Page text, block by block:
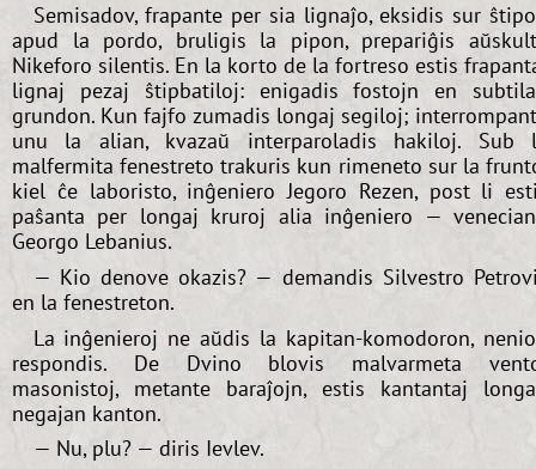
Semisadov, frapante per sia lignaĵo, eksidis sur
apud la pordo, bruligis la pipon, prepariĝis
Nikeforo silentis. En la korto de la fortreso estis
lignaj pezaj ŝtipbatiloj: enigadis fostojn en
grundon. Kun fajfo zumadis longaj segiloj;
unu la alian, kvazaŭ interparoladis hakiloj. Sub
malfermita fenestreto trakuris kun rimeneto sur la
kiel ĉe laboristo, inĝeniero Jegoro Rezen, post li
paŝanta per longaj kruroj alia inĝeniero —
Georgo Lebanius.
— Kio denove okazis? — demandis Silvestro
en la fenestreton.
La inĝenieroj ne aŭdis la kapitan-komodoron,
respondis. De Dvino blovis malvarmeta
masonistoj, metante baraĵojn, estis kantantaj
negajan kanton.
— Nu, plu? — diris Ievlev.